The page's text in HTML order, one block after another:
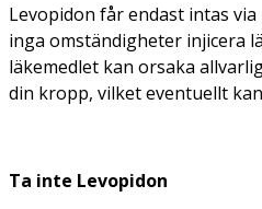
Levopidon får endast intas
inga omständigheter injicera
läkemedlet kan orsaka
din kropp, vilket eventuellt
Ta inte Levopidon